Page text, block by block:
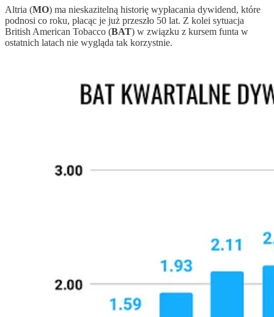
Altria (MO) ma nieskazitelną historię wypłacania dywidend, które
podnosi co roku, płacąc je już przeszło 50 lat. Z kolei sytuacja
British American Tobacco (BAT) w związku z kursem funta w
ostatnich latach nie wygląda tak korzystnie.